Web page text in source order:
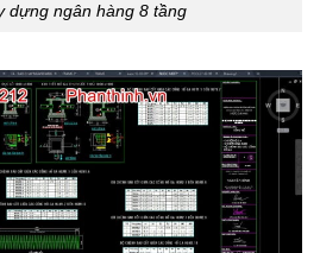
dựng ngân hàng 8 tầng